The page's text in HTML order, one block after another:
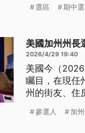
優勢，避免
選區 期中
美國加州州長
2026/4/29 19:40
美國今（
矚目，在現任
州的街友、住
參選人 加